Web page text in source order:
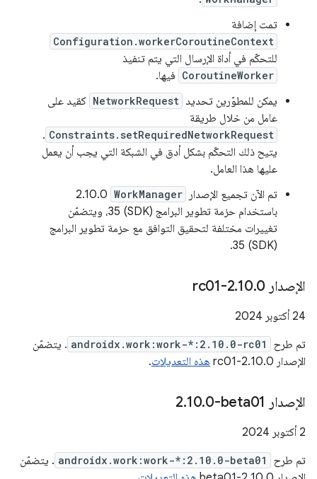
تمت إضافة
Configuration.workerCoroutineContext
للتحكّم في أداة الإرسال التي يتم تنفيذ
CoroutineWorker فيها.
يمكن للمطوّرين تحديد NetworkRequest كقيد على
عامل من خلال طريقة
Constraints.setRequiredNetworkRequest
.
يتيح ذلك التحكّم بشكل أدق في الشبكة التي يجب أن يعمل
عليها هذا العامل.
تم الآن تجميع الإصدار
WorkManager
2.10.0
باستخدام حزمة تطوير البرامج (SDK) 35، ويتضمّن
تغييرات مختلفة لتحقيق التوافق مع حزمة تطوير البرامج
(SDK) 35.
الإصدار 2 .10.0-rc01
‫24 أكتوبر 2024
تم طرح
androidx.work:work-*:2.10.0-rc01 . يتضمّن
الإصدار 2.10.0-rc01
هذه التعديلات.
الإصدار ‎2 .10.0-beta01
‫2 أكتوبر 2024
تم طرح
androidx.work:work-*:2.10.0-beta01 . يتضمّن